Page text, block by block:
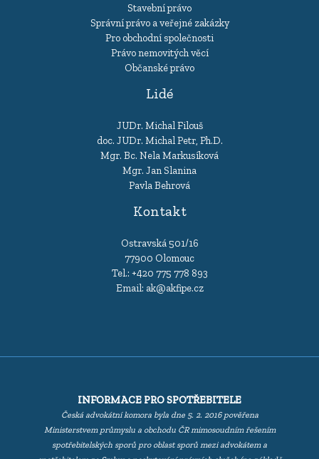
Stavební právo
Správní právo a veřejné zakázky
Pro obchodní společnosti
Právo nemovitých věcí
Občanské právo
Lidé
JUDr. Michal Filouš
doc. JUDr. Michal Petr, Ph.D.
Mgr. Bc. Nela Markusíková
Mgr. Jan Slanina
Pavla Behrová
Kontakt
Ostravská 501/16
77900 Olomouc
Tel.: +420 775 778 893
Email: ak@akfipe.cz
INFORMACE PRO SPOTŘEBITELE
Česká advokátní komora byla dne 5. 2. 2016 pověřena
Ministerstvem průmyslu a obchodu ČR mimosoudním řešením
spotřebitelských sporů pro oblast sporů mezi advokátem a